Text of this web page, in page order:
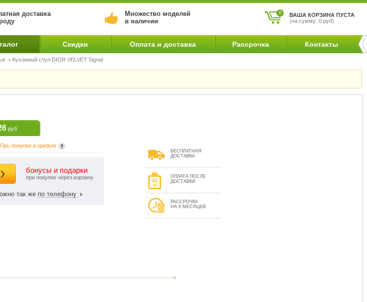
0
ВАША КОРЗИНА ПУСТА
(на сумму: 0 руб)
доставка
Множество моделей
в наличии
Скидки Оплата и доставка Рассрочка Контакты
Кухонный стул DIOR VELVET Signal
руб
При покупке в кредит
бонусы и подарки
при покупке через корзину
так же по телефону
БЕСПЛАТНАЯ
ДОСТАВКА
ОПЛАТА ПОСЛЕ
ДОСТАВКИ
РАССРОЧКА
НА 6 МЕСЯЦЕВ